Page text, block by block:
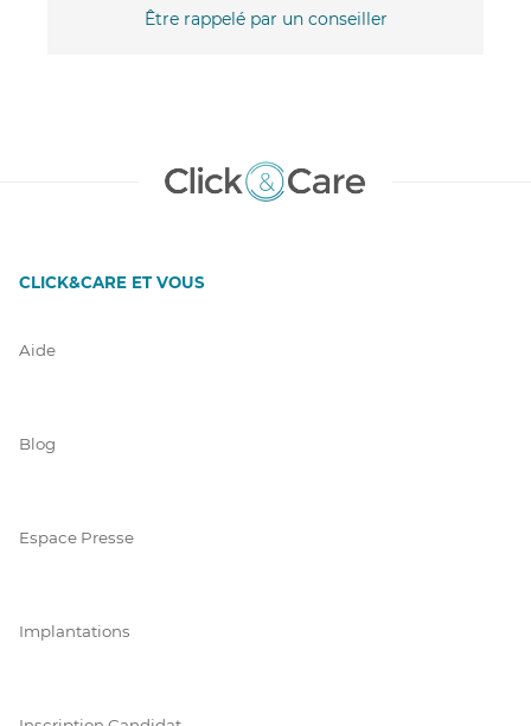
Être rappelé par un conseiller
CLICK&CARE ET VOUS
Aide
Blog
Espace Presse
Implantations